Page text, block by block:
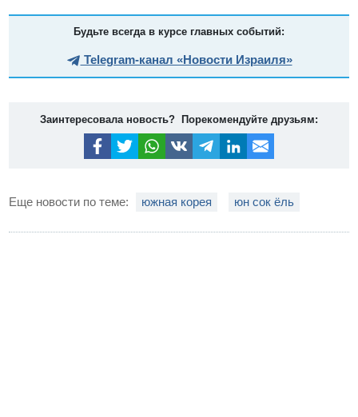
Будьте всегда в курсе главных событий:
Telegram-канал «Новости Израиля»
Заинтересовала новость? Порекомендуйте друзьям:
Еще новости по теме: южная корея юн сок ёль